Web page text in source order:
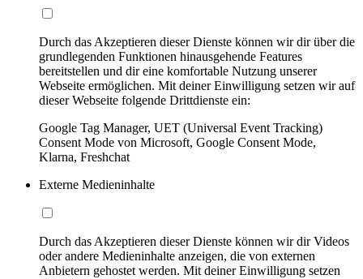
Durch das Akzeptieren dieser Dienste können wir dir über die
grundlegenden Funktionen hinausgehende Features
bereitstellen und dir eine komfortable Nutzung unserer
Webseite ermöglichen. Mit deiner Einwilligung setzen wir auf
dieser Webseite folgende Drittdienste ein:
Google Tag Manager, UET (Universal Event Tracking)
Consent Mode von Microsoft, Google Consent Mode,
Klarna, Freshchat
Externe Medieninhalte
Durch das Akzeptieren dieser Dienste können wir dir Videos
oder andere Medieninhalte anzeigen, die von externen
Anbietern gehostet werden. Mit deiner Einwilligung setzen